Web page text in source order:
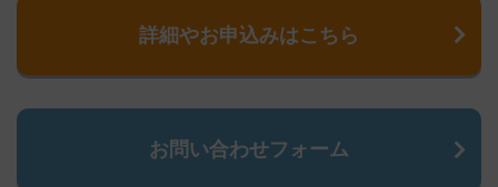
詳細やお申込みはこちら
お問い合わせフォーム